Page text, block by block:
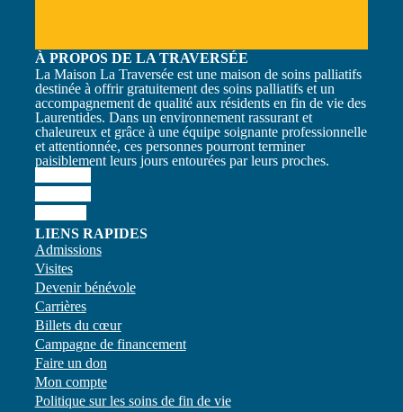
À PROPOS DE LA TRAVERSÉE
La Maison La Traversée est une maison de soins palliatifs
destinée à offrir gratuitement des soins palliatifs et un
accompagnement de qualité aux résidents en fin de vie des
Laurentides. Dans un environnement rassurant et
chaleureux et grâce à une équipe soignante professionnelle
et attentionnée, ces personnes pourront terminer
paisiblement leurs jours entourées par leurs proches.
LIENS RAPIDES
Admissions
Visites
Devenir bénévole
Carrières
Billets du cœur
Campagne de financement
Faire un don
Mon compte
Politique sur les soins de fin de vie